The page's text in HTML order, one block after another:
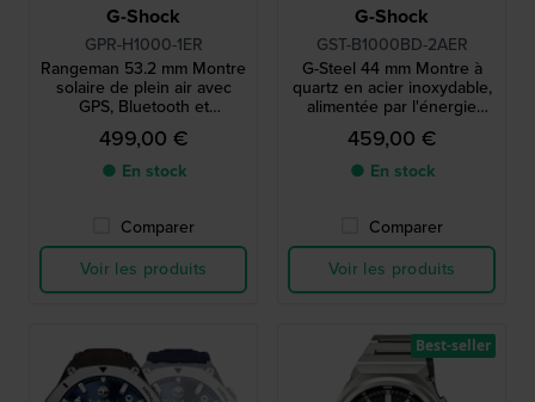
G-Shock
GPR-H1000-1ER
Rangeman 53.2 mm Montre
solaire de plein air avec
GPS, Bluetooth et
cardiofréquencemètre
499,00 €
● En stock
Comparer
Voir les produits
G-Shock
GST-B1000BD-2AER
G-Steel 44 mm Montre à
quartz en acier inoxydable,
alimentée par l'énergie
solaire et connectée par
Bluetooth
459,00 €
● En stock
Comparer
Voir les produits
Best-seller